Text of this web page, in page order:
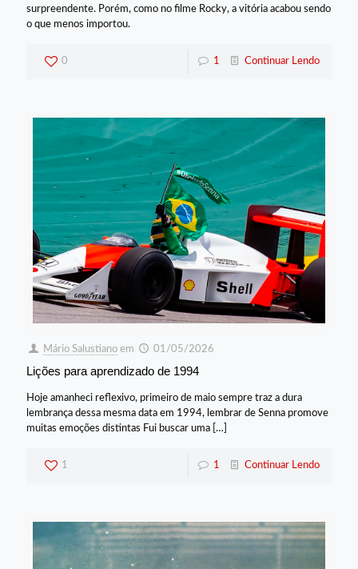
surpreendente. Porém, como no filme Rocky, a vitória acabou sendo
o que menos importou.
0 1 Continuar Lendo
Mário Salustiano em 01/05/2026
Lições para aprendizado de 1994
Hoje amanheci reflexivo, primeiro de maio sempre traz a dura
lembrança dessa mesma data em 1994, lembrar de Senna promove
muitas emoções distintas Fui buscar uma […]
1 1 Continuar Lendo